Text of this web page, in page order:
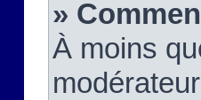
»
À moins